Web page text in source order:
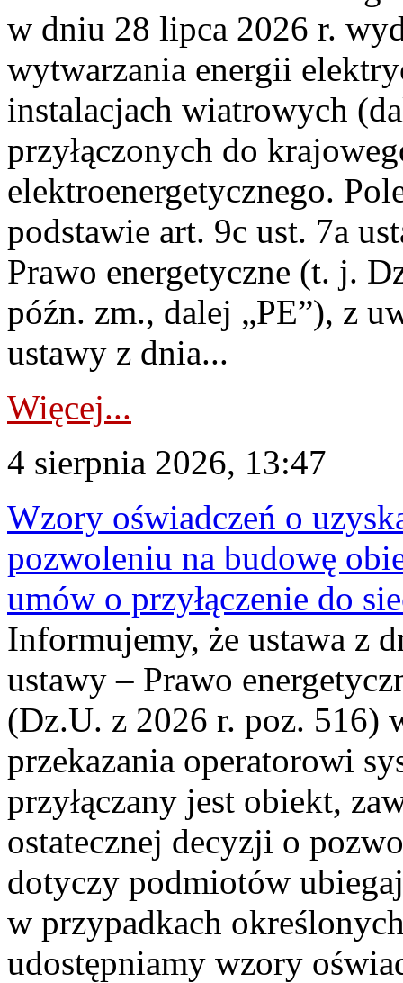
w dniu 28 lipca 2026 r.
wytwarzania energii
instalacjach wiatrowych
przyłączonych do
elektroenergetycznego.
podstawie art. 9c ust. 7a
Prawo energetyczne (t. j.
późn. zm., dalej „PE”), z
ustawy z dnia...
Więcej...
4 sierpnia 2026, 13:47
Wzory oświadczeń o
pozwoleniu na budowę
umów o przyłączenie do
Informujemy, że ustawa z
ustawy – Prawo
(Dz.U. z 2026 r. poz. 516)
przekazania operatorowi
przyłączany jest obiekt,
ostatecznej decyzji o
dotyczy podmiotów
w przypadkach
udostępniamy wzory